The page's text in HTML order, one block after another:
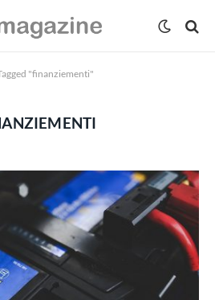
"finanziementi"